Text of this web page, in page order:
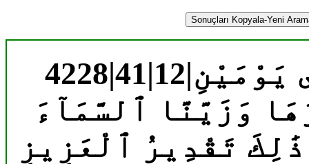
Sonuçları Kopyala-Yeni
4228|41|12|فَقَضَىٰهُنَّ سَبْعَ سَمَٰوَاتٍ فِى يَوْمَيْنِ
وَزَيَّنَّا ٱلسَّمَآءَ
تَقْدِيرُ ٱلْعَزِيزِ